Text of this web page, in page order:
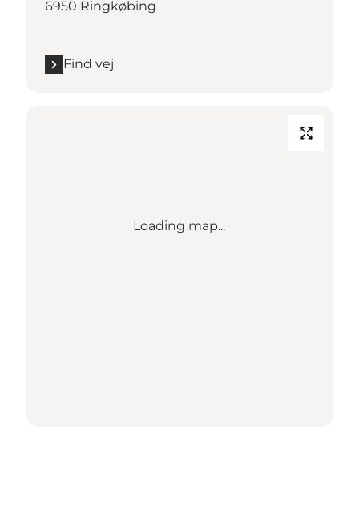
6950 Ringkøbing
Find vej
Loading map...